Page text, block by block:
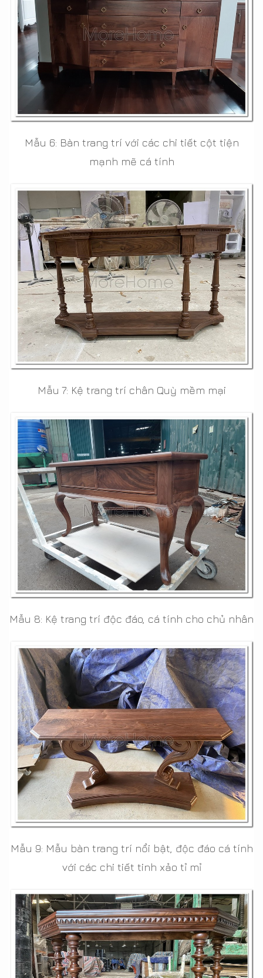
Mẫu 6: Bàn trang trí với các chi tiết cột tiện
mạnh mẽ cá tính
Mẫu 7: Kệ trang trí chân Quỳ mềm mại
Mẫu 8: Kệ trang trí độc đáo, cá tính cho chủ nhân
Mẫu 9: Mẫu bàn trang trí nổi bật, độc đáo cá tính
với các chi tiết tinh xảo tỉ mỉ